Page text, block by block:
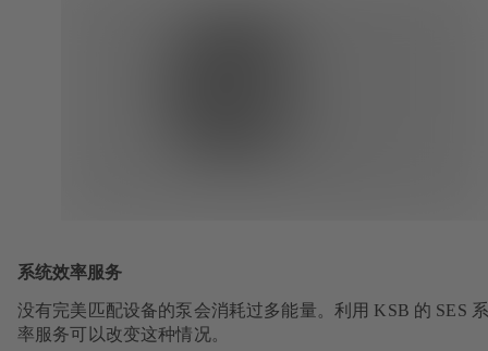
系统效率服务
没有完美匹配设备的泵会消耗过多能量。利用 KSB 的 SES
率服务可以改变这种情况。